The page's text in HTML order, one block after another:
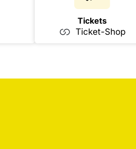
Tickets
Ticket-Shop